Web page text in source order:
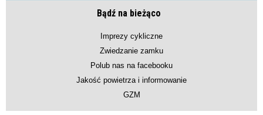
Bądź na bieżąco
Imprezy cykliczne
Zwiedzanie zamku
Polub nas na facebooku
Jakość powietrza i informowanie
GZM